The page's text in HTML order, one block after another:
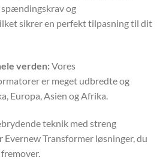
og
sikrer en perfekt tilpasning til dit
verden:Vores
er meget udbredte og
Europa, Asien og Afrika.
teknik med streng
Transformer løsninger, du